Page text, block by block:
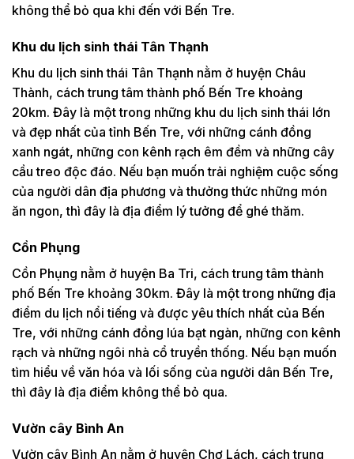
không thể bỏ qua khi đến với Bến Tre.
Khu du lịch sinh thái Tân Thạnh
Khu du lịch sinh thái Tân Thạnh nằm ở huyện Châu
Thành, cách trung tâm thành phố Bến Tre khoảng
20km. Đây là một trong những khu du lịch sinh thái lớn
và đẹp nhất của tỉnh Bến Tre, với những cánh đồng
xanh ngát, những con kênh rạch êm đềm và những cây
cầu treo độc đáo. Nếu bạn muốn trải nghiệm cuộc sống
của người dân địa phương và thưởng thức những món
ăn ngon, thì đây là địa điểm lý tưởng để ghé thăm.
Cồn Phụng
Cồn Phụng nằm ở huyện Ba Tri, cách trung tâm thành
phố Bến Tre khoảng 30km. Đây là một trong những địa
điểm du lịch nổi tiếng và được yêu thích nhất của Bến
Tre, với những cánh đồng lúa bạt ngàn, những con kênh
rạch và những ngôi nhà cổ truyền thống. Nếu bạn muốn
tìm hiểu về văn hóa và lối sống của người dân Bến Tre,
thì đây là địa điểm không thể bỏ qua.
Vườn cây Bình An
Vườn cây Bình An nằm ở huyện Chợ Lách, cách trung